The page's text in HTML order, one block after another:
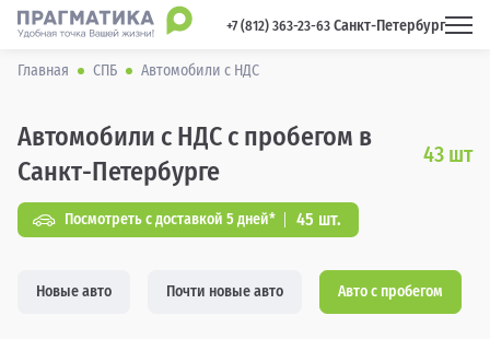
+7 (812) 363-23-63 Санкт-Петербург
Главная СПБ Автомобили с НДС
Автомобили с НДС с пробегом в
Санкт-Петербурге
43 шт
Посмотреть с доставкой 5 дней* 45 шт.
Новые авто Почти новые авто Авто с пробегом